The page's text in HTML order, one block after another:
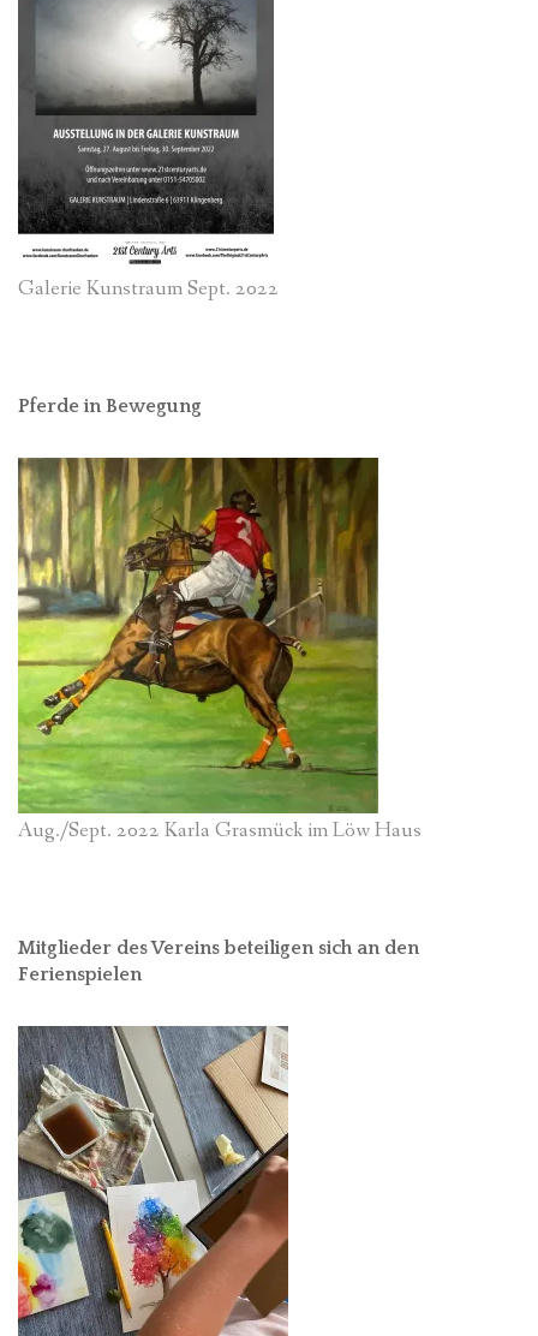
Galerie Kunstraum Sept. 2022
Pferde in Bewegung
Aug./Sept. 2022 Karla Grasmück im Löw Haus
Mitglieder des Vereins beteiligen sich an den
Ferienspielen